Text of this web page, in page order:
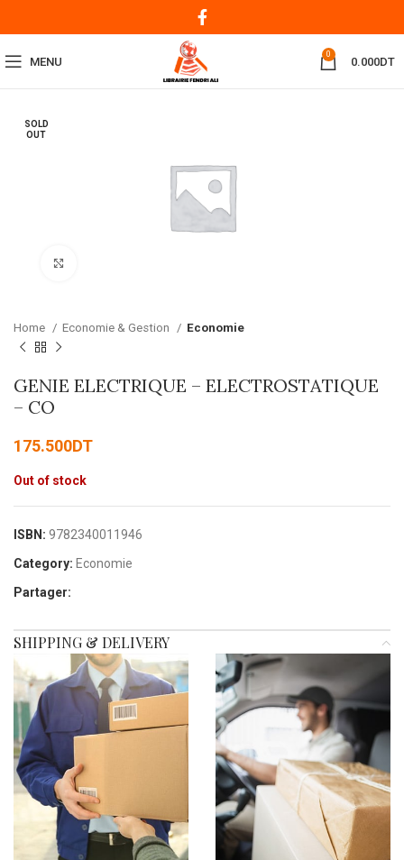
MENU
0
0.000DT
SOLD
OUT
Home Economie & Gestion Economie
GENIE ELECTRIQUE – ELECTROSTATIQUE
– CO
175.500DT
Out of stock
ISBN: 9782340011946
Category: Economie
Partager:
SHIPPING & DELIVERY